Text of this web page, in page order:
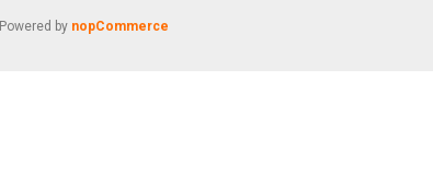
Powered by nopCommerce